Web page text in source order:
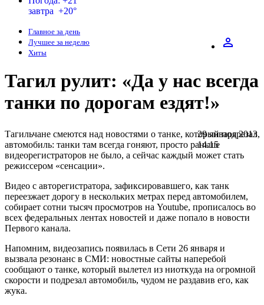
завтра +20°
perm_identity
Главное за день
Лучшее за неделю
Хиты
Тагил рулит: «Да у нас всегда
танки по дорогам ездят!»
29 января 2013,
14:15
Тагильчане смеются над новостями о танке, который подрезал
автомобиль: танки там всегда гоняют, просто раньше
видеорегистраторов не было, а сейчас каждый может стать
режиссером «сенсации».
Видео с авторегистратора, зафиксировавшего, как танк
переезжает дорогу в нескольких метрах перед автомобилем,
собирает сотни тысяч просмотров на Youtube, прописалось во
всех федеральных лентах новостей и даже попало в новости
Первого канала.
Напомним, видеозапись появилась в Сети 26 января и
вызвала резонанс в СМИ: новостные сайты наперебой
сообщают о танке, который вылетел из ниоткуда на огромной
скорости и подрезал автомобиль, чудом не раздавив его, как
жука.